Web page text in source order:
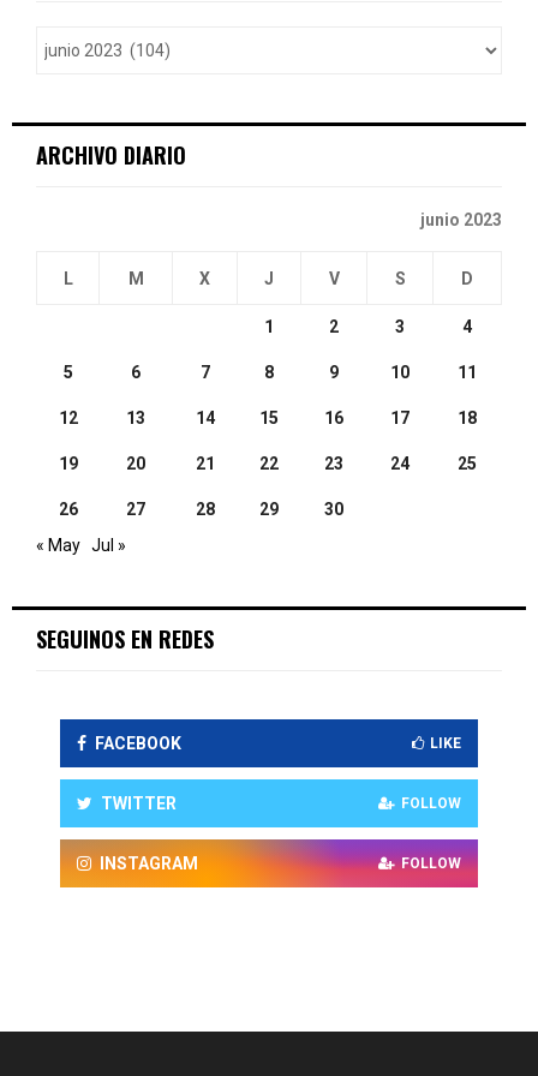
ARCHIVO DIARIO
junio 2023
L M X J V S D
1 2 3 4
5 6 7 8 9 10 11
12 13 14 15 16 17 18
19 20 21 22 23 24 25
26 27 28 29
30
« May Jul »
SEGUINOS EN REDES
FACEBOOK LIKE
TWITTER FOLLOW
INSTAGRAM FOLLOW